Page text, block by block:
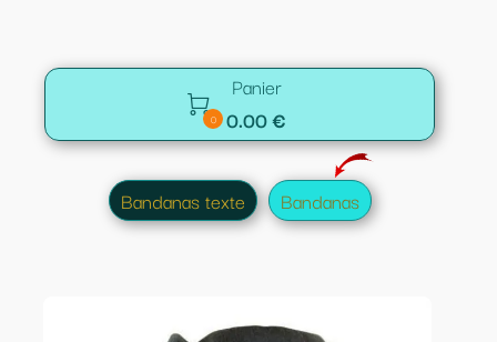

0
Panier
0.00 €
Bandanas texte Bandanas